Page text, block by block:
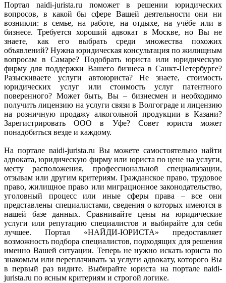
Портал naidi-jurista.ru поможет в решении юридических
вопросов, в какой бы сфере Вашей деятельности они ни
возникли: в семье, на работе, на отдыхе, на учёбе или в
бизнесе. Требуется хороший адвокат в Москве, но Вы не
знаете, как его выбрать среди множества похожих
объявлений? Нужна юридическая консультация по жилищным
вопросам в Самаре? Подобрать юриста или юридическую
фирму для поддержки Вашего бизнеса в Санкт-Петербурге?
Разыскиваете услуги автоюриста? Не знаете, стоимость
юридических услуг или стоимость услуг патентного
поверенного? Может быть, Вы – бизнесмен и необходимо
получить лицензию на услуги связи в Волгограде и лицензию
на розничную продажу алкогольной продукции в Казани?
Зарегистрировать ООО в Уфе? Совет юриста может
понадобиться везде и каждому.
На портале naidi-jurista.ru Вы можете самостоятельно найти
адвоката, юридическую фирму или юриста по цене на услуги,
месту расположения, профессиональной специализации,
отзывам или другим критериям. Гражданское право, трудовое
право, жилищное право или миграционное законодательство,
уголовный процесс или иные сферы права – все они
представлены специалистами, сведения о которых имеются в
нашей базе данных. Сравнивайте цены на юридические
услуги или репутацию специалистов и выбирайте для себя
лучшее. Портал «НАЙДИ-ЮРИСТА» предоставляет
возможность подбора специалистов, подходящих для решения
именно Вашей ситуации. Теперь не нужно искать юриста по
знакомым или переплачивать за услуги адвокату, которого Вы
в первый раз видите. Выбирайте юриста на портале naidi-
jurista.ru по ясным критериям и строгой логике.